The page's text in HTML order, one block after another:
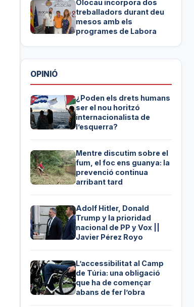
Olocau incorpora dos
treballadors durant deu
mesos amb els
programes de Labora
OPINIÓ
¿Poden els drets humans
ser el nou horitzó
internacionalista de
l’esquerra?
Mentre discutim sobre el
fum, el foc ens guanya: la
prevenció continua
arribant tard
Adolf Hitler, Donald
Trump y la prioridad
nacional de PP y Vox ||
Javier Pérez Royo
L’accessibilitat al Camp
de Túria: una obligació
que ha de començar
abans de fer l’obra